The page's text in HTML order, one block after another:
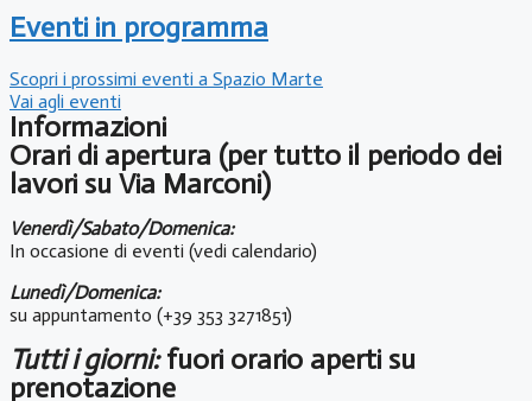
Eventi in programma
Scopri i prossimi eventi a Spazio Marte
Vai agli eventi
Informazioni
Orari di apertura (per tutto il periodo dei
lavori su Via Marconi)
Venerdì/Sabato/Domenica:
In occasione di eventi (vedi calendario)
Lunedì/Domenica:
su appuntamento (+39 353 3271851)
Tutti i giorni:fuori orario aperti su
prenotazione